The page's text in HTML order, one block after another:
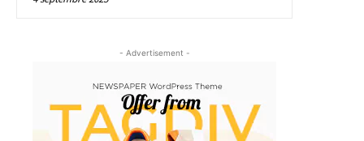
- Advertisement -